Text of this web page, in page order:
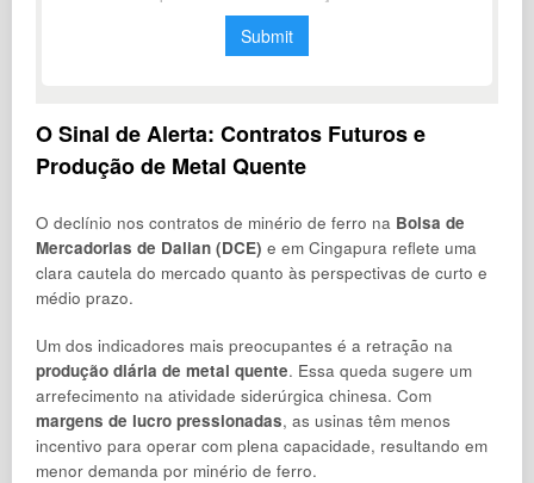
O Sinal de Alerta: Contratos Futuros e
Produção de Metal Quente
O declínio nos contratos de minério de ferro na Bolsa de
Mercadorias de Dalian (DCE) e em Cingapura reflete uma
clara cautela do mercado quanto às perspectivas de curto e
médio prazo.
Um dos indicadores mais preocupantes é a retração na
produção diária de metal quente. Essa queda sugere um
arrefecimento na atividade siderúrgica chinesa. Com
margens de lucro pressionadas, as usinas têm menos
incentivo para operar com plena capacidade, resultando em
menor demanda por minério de ferro.